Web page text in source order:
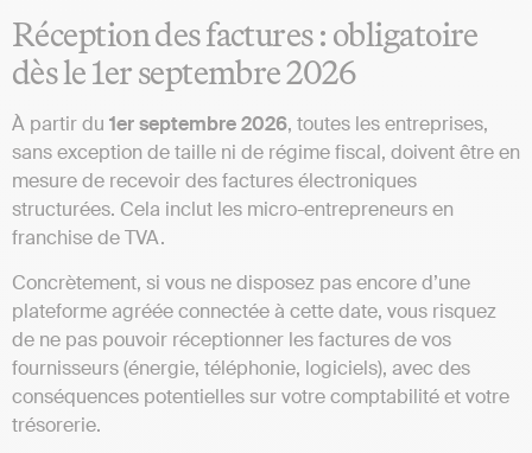
Réception des factures : obligatoire
dès le 1er septembre 2026
À partir du 1er septembre 2026, toutes les entreprises,
sans exception de taille ni de régime fiscal, doivent être en
mesure de recevoir des factures électroniques
structurées. Cela inclut les micro-entrepreneurs en
franchise de TVA.
Concrètement, si vous ne disposez pas encore d’une
plateforme agréée connectée à cette date, vous risquez
de ne pas pouvoir réceptionner les factures de vos
fournisseurs (énergie, téléphonie, logiciels), avec des
conséquences potentielles sur votre comptabilité et votre
trésorerie.